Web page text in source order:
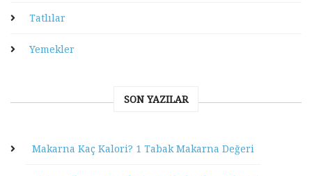
Tatlılar
Yemekler
SON YAZILAR
Makarna Kaç Kalori? 1 Tabak Makarna Değeri